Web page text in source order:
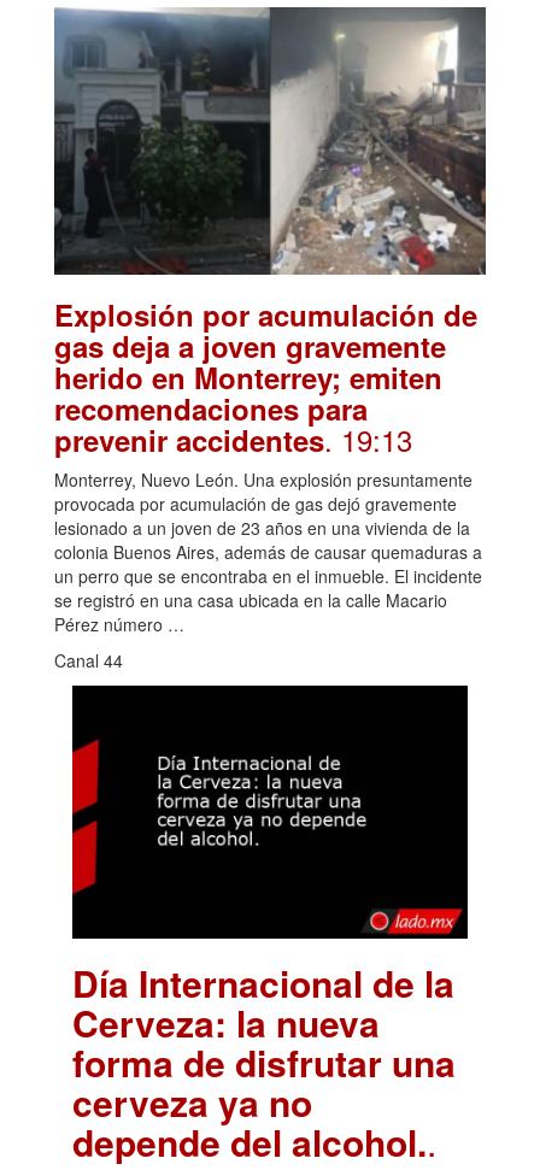
Explosión por acumulación de
gas deja a joven gravemente
herido en Monterrey; emiten
recomendaciones para
prevenir accidentes. 19:13
Monterrey, Nuevo León. Una explosión presuntamente
provocada por acumulación de gas dejó gravemente
lesionado a un joven de 23 años en una vivienda de la
colonia Buenos Aires, además de causar quemaduras a
un perro que se encontraba en el inmueble. El incidente
se registró en una casa ubicada en la calle Macario
Pérez número …
Canal 44
Día Internacional de la
Cerveza: la nueva
forma de disfrutar una
cerveza ya no
depende del alcohol..